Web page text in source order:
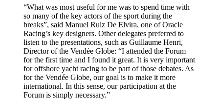
“What was most useful for me was to spend time with
so many of the key actors of the sport during the
breaks”, said Manuel Ruiz De Elvira, one of Oracle
Racing’s key designers. Other delegates preferred to
listen to the presentations, such as Guillaume Henri,
Director of the Vendée Globe: “I attended the Forum
for the first time and I found it great. It is very important
for offshore yacht racing to be part of those debates. As
for the Vendée Globe, our goal is to make it more
international. In this sense, our participation at the
Forum is simply necessary.”